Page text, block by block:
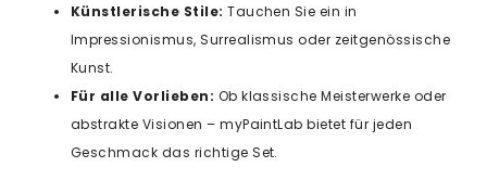
Künstlerische Stile: Tauchen Sie ein in
Impressionismus, Surrealismus oder zeitgenössische
Kunst.
Für alle Vorlieben: Ob klassische Meisterwerke oder
abstrakte Visionen – myPaintLab bietet für jeden
Geschmack das richtige Set.